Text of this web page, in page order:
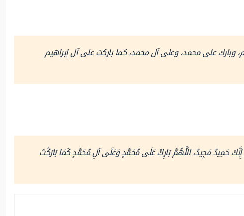
على محمد، وعلى آل محمد، كما باركت على آل إبراهيم
حَمِيدٌ مَجِيدٌ، اللَّهُمَّ بَارِكْ عَلَى مُحَمَّدٍ وَعَلَى آلِ مُحَمَّدٍ كَمَا بَارَكْتَ